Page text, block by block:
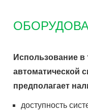
Использование
автоматической
предполагает
доступность